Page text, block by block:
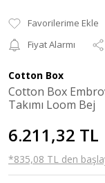
Fiyat Alarmı
Cotton Box
Cotton Box
Takımı Loom Bej
6.211,32 TL
*835,08 TL den